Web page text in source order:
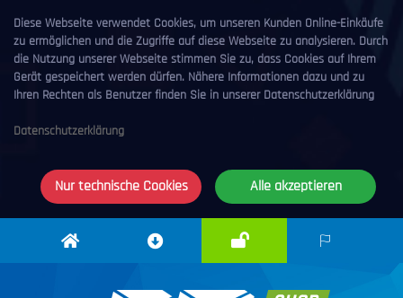
Diese Webseite verwendet Cookies, um unseren Kunden Online-Einkäufe
zu ermöglichen und die Zugriffe auf diese Webseite zu analysieren. Durch
die Nutzung unserer Webseite stimmen Sie zu, dass Cookies auf Ihrem
Gerät gespeichert werden dürfen. Nähere Informationen dazu und zu
Ihren Rechten als Benutzer finden Sie in unserer Datenschutzerklärung
Datenschutzerklärung
Nur technische Cookies Alle akzeptieren
Elektronik
Downloadcenter